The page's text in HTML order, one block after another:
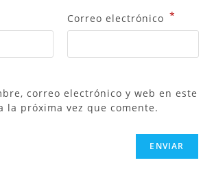
Correo electrónico *
correo electrónico y web en este
la próxima vez que comente.